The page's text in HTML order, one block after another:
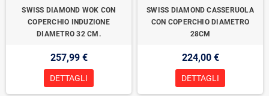
SWISS DIAMOND WOK CON
COPERCHIO INDUZIONE
DIAMETRO 32 CM.
257,99 €
DETTAGLI
SWISS DIAMOND CASSERUOLA
CON COPERCHIO DIAMETRO
28CM
224,00 €
DETTAGLI